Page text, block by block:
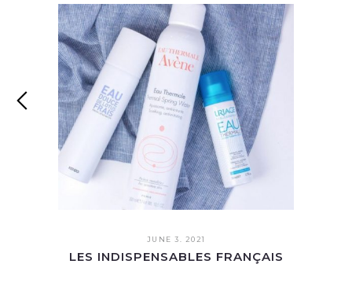
JUNE 3. 2021
LES INDISPENSABLES FRANÇAIS